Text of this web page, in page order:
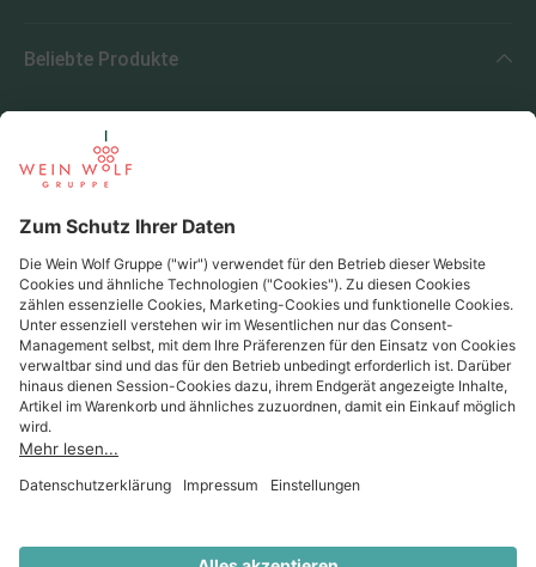
Beliebte Produkte
Beliebte Regionen
Beliebte Produzenten
Wein Wolf
Wein Wolf GmbH